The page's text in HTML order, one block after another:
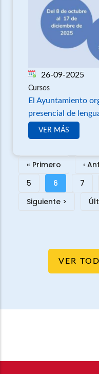
26-09-2025
Cursos
El Ayuntamiento
presencial de
VER MÁS
Paginación
Primera
página
« Primero ‹
Página
5
Página
actual
6 7
Siguiente
Siguiente >
VER